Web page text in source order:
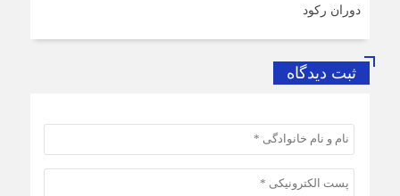
دوران رکود
ثبت دیدگاه